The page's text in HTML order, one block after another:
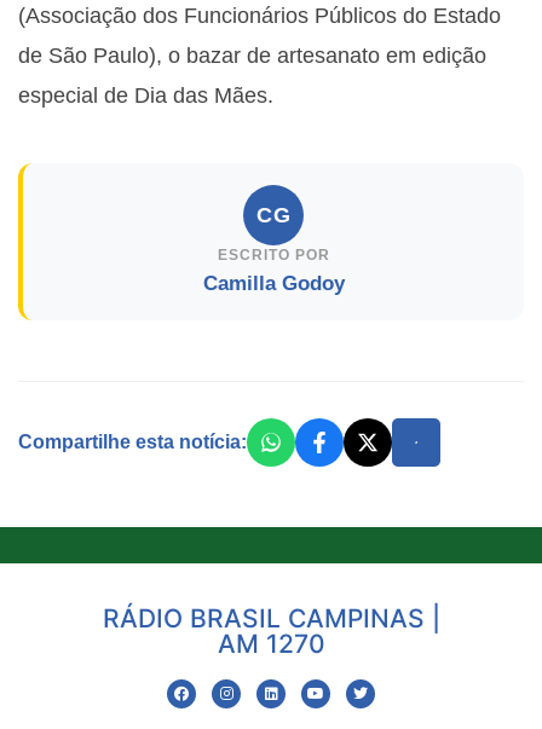
(Associação dos Funcionários Públicos do Estado
de São Paulo), o bazar de artesanato em edição
especial de Dia das Mães.
CG
ESCRITO POR
Camilla Godoy
Compartilhe esta notícia:
RÁDIO BRASIL CAMPINAS |
AM 1270